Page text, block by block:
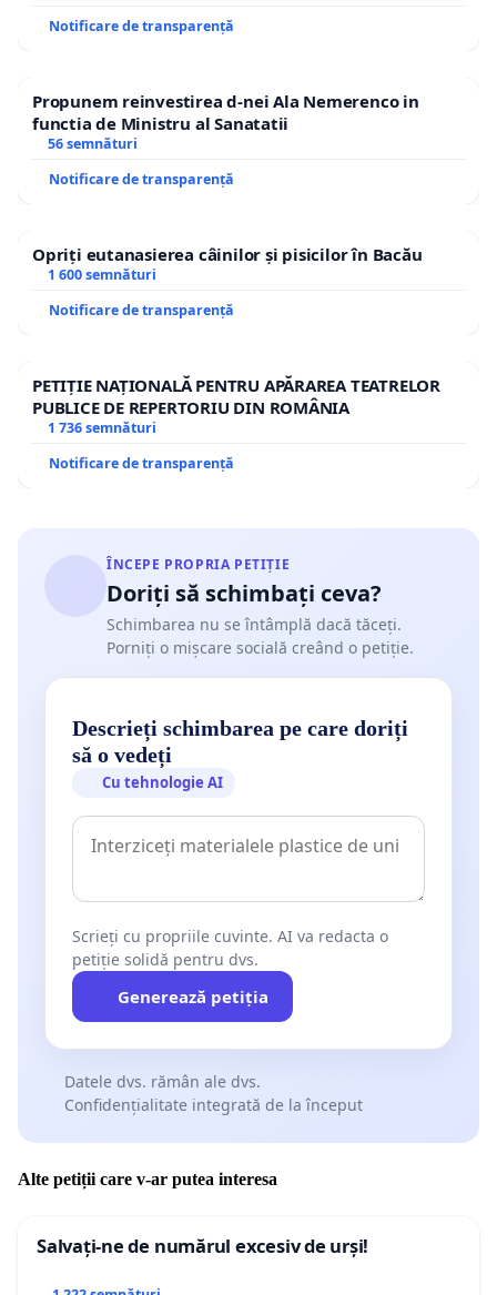
Notificare de transparență
Propunem reinvestirea d-nei Ala Nemerenco in
functia de Ministru al Sanatatii
56 semnături
Notificare de transparență
Opriți eutanasierea câinilor și pisicilor în Bacău
1 600 semnături
Notificare de transparență
PETIȚIE NAȚIONALĂ PENTRU APĂRAREA TEATRELOR
PUBLICE DE REPERTORIU DIN ROMÂNIA
1 736 semnături
Notificare de transparență
ÎNCEPE PROPRIA PETIȚIE
Doriți să schimbați ceva?
Schimbarea nu se întâmplă dacă tăceți.
Porniți o mișcare socială creând o petiție.
Descrieți schimbarea pe care doriți
să o vedeți
Cu tehnologie AI
Scrieți cu propriile cuvinte. AI va redacta o
petiție solidă pentru dvs.
Generează petiția
Datele dvs. rămân ale dvs.
Confidențialitate integrată de la început
Alte petiții care v-ar putea interesa
Salvați-ne de numărul excesiv de urși!